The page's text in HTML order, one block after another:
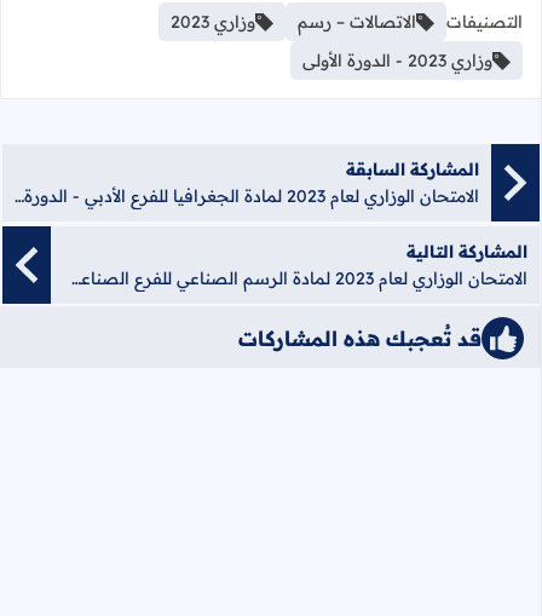
التصنيفات الاتصالات – رسم
وزاري 2023
وزاري 2023 - الدورة الأولى
المشاركة السابقة
الامتحان الوزاري لعام 2023 لمادة الجغرافيا للفرع الأدبي - الدورة الأولى
المشاركة التالية
الامتحان الوزاري لعام 2023 لمادة الرسم الصناعي للفرع الصناعي - تخصص التصميم الجرافيكي - الدورة الأولى
قد تُعجبك هذه المشاركات